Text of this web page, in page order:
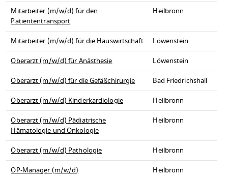
Mitarbeiter (m/w/d) für den
Patiententransport
Heilbronn
Mitarbeiter (m/w/d) für die Hauswirtschaft
Löwenstein
Oberarzt (m/w/d) für Anästhesie
Löwenstein
Oberarzt (m/w/d) für die Gefäßchirurgie
Bad Friedrichshall
Oberarzt (m/w/d) Kinderkardiologie
Heilbronn
Oberarzt (m/w/d) Pädiatrische
Hämatologie und Onkologie
Heilbronn
Oberarzt (m/w/d) Pathologie
Heilbronn
OP-Manager (m/w/d)
Heilbronn